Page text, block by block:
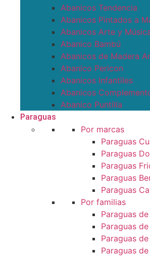
Abanicos Tendencia
Abanicos Pintados a
Abanicos Arte y
Abanico Bambú
Abanicos de Madera
Abanico Pericon
Abanicos Infantiles
Abanicos
Abanico Puntilla
Paraguas
Por marcas
Paraguas
Paraguas
Paraguas
Paraguas
Paraguas
Por familias
Paraguas
Paraguas
Paraguas
Paraguas